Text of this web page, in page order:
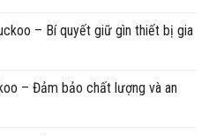
– Bí quyết giữ gìn thiết bị gia
– Đảm bảo chất lượng và an